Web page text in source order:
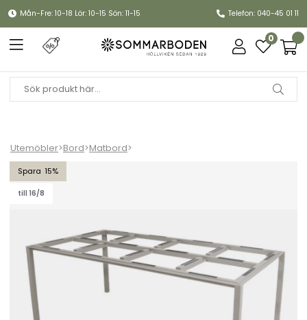
Mån-Fre: 10-18 Lör: 10-15 Sön: 11-15 Telefon: 040-45 01 11
0
Utemöbler>Bord>Matbord>
15
till 16/8
Pure matbordsunderrede 200x100 cm - taupe